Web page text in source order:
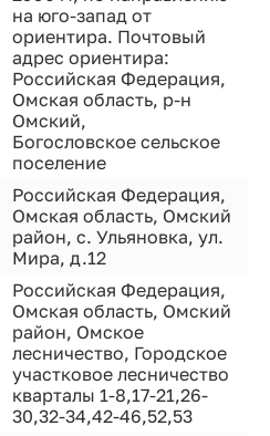
на юго-запад от
ориентира. Почтовый
адрес ориентира:
Российская Федерация,
Омская область, р-н
Омский,
Богословское сельское
поселение
Российская Федерация,
Омская область, Омский
район, с. Ульяновка, ул.
Мира, д.12
Российская Федерация,
Омская область, Омский
район, Омское
лесничество, Городское
участковое лесничество
кварталы 1-8,17-21,26-
30,32-34,42-46,52,53